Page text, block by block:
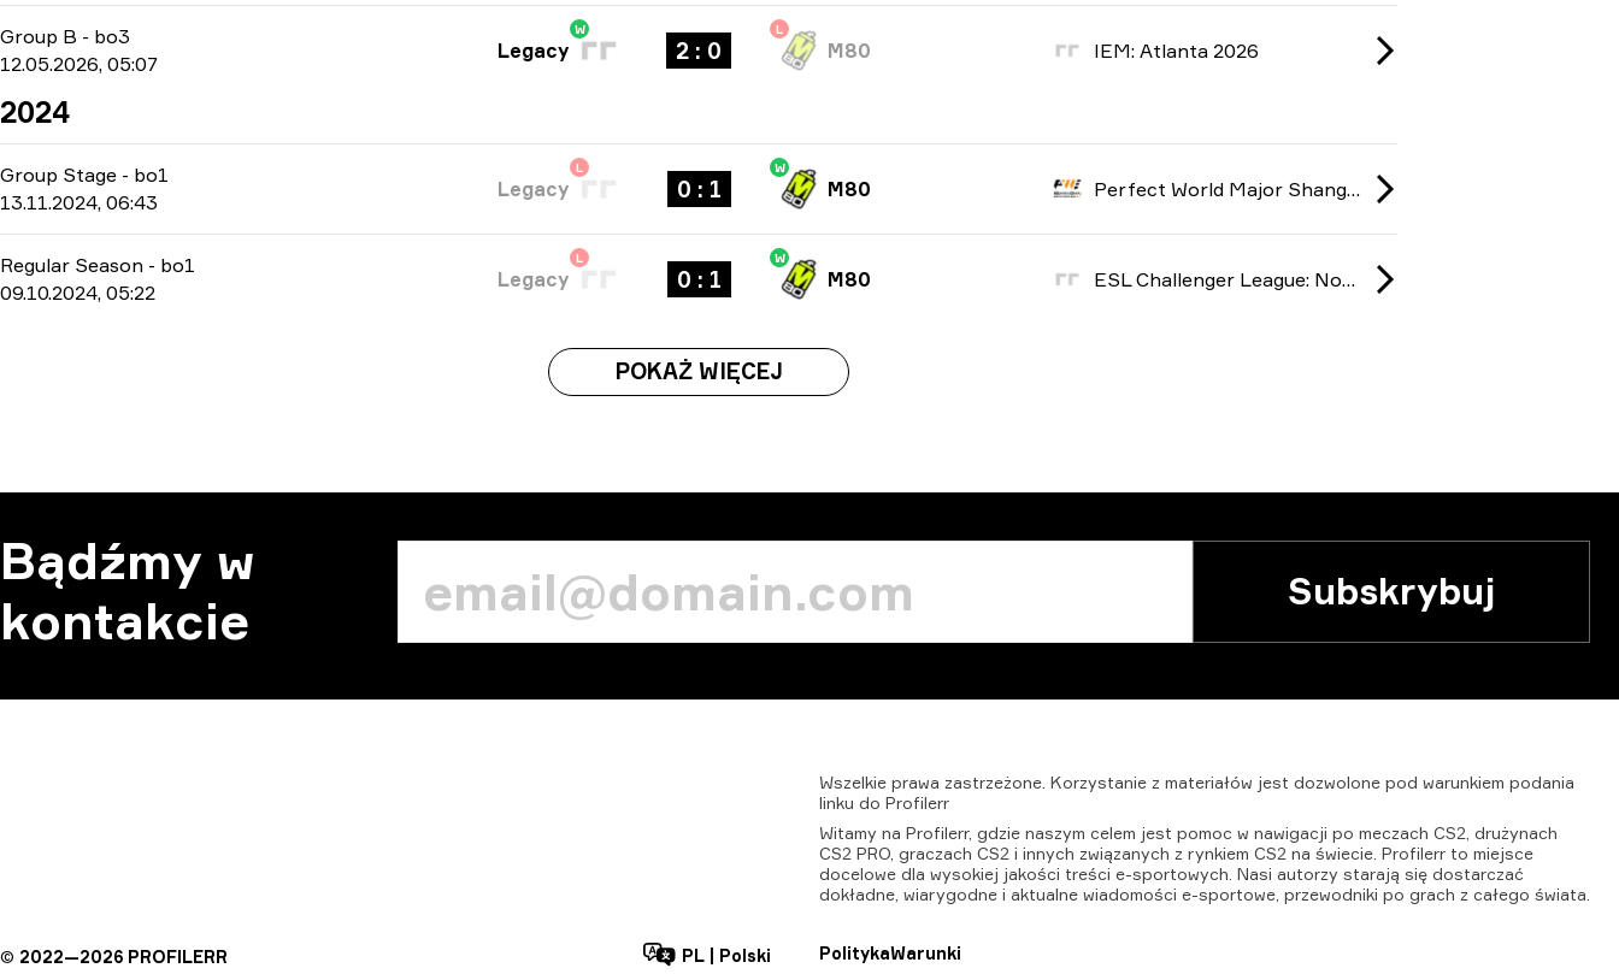
Group B - bo3
12.05.2026, 05:07
W
Legacy 2 : 0
L
M80 IEM: Atlanta 2026
2024
Group Stage - bo1
13.11.2024, 06:43
L
Legacy 0 : 1
W
M80 Perfect World Major Shanghai: American RMR 2024
Regular Season - bo1
09.10.2024, 05:22
L
Legacy 0 : 1
W
M80 ESL Challenger League: North America season 48 2024
POKAŻ WIĘCEJ
Bądźmy w
kontakcie
Subskrybuj
Wszelkie prawa zastrzeżone. Korzystanie z materiałów jest dozwolone pod warunkiem podania
linku do Profilerr
Witamy na Profilerr, gdzie naszym celem jest pomoc w nawigacji po meczach CS2, drużynach
CS2 PRO, graczach CS2 i innych związanych z rynkiem CS2 na świecie. Profilerr to miejsce
docelowe dla wysokiej jakości treści e-sportowych. Nasi autorzy starają się dostarczać
dokładne, wiarygodne i aktualne wiadomości e-sportowe, przewodniki po grach z całego świata.
PolitykaWarunki
© 2022—2026 PROFILERR PL Polski